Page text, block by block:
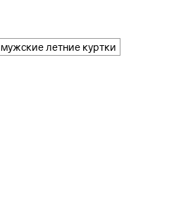
мужские летние куртки